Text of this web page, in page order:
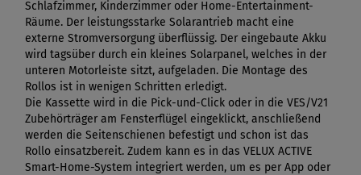
Schlafzimmer, Kinderzimmer oder Home-Entertainment-
Räume. Der leistungsstarke Solarantrieb macht eine
externe Stromversorgung überflüssig. Der eingebaute Akku
wird tagsüber durch ein kleines Solarpanel, welches in der
unteren Motorleiste sitzt, aufgeladen. Die Montage des
Rollos ist in wenigen Schritten erledigt.
Die Kassette wird in die Pick-und-Click oder in die VES/V21
Zubehörträger am Fensterflügel eingeklickt, anschließend
werden die Seitenschienen befestigt und schon ist das
Rollo einsatzbereit. Zudem kann es in das VELUX ACTIVE
Smart-Home-System integriert werden, um es per App oder